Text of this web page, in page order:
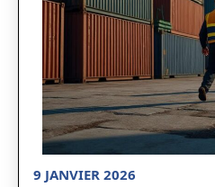
9 JANVIER 2026